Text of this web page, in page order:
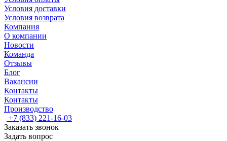
Условия доставки
Условия возврата
Компания
О компании
Новости
Команда
Отзывы
Блог
Вакансии
Контакты
Контакты
Производство
+7 (833) 221-16-03
Заказать звонок
Задать вопрос